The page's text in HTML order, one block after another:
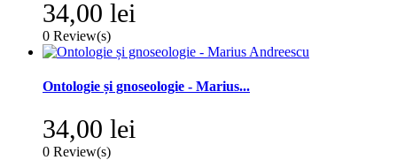
34,00 lei
0 Review(s)
Ontologie și gnoseologie - Marius...
34,00 lei
0 Review(s)